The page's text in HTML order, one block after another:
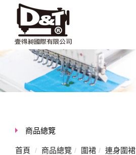
商品總覽
首頁 商品總覽 圍裙 連身圍裙